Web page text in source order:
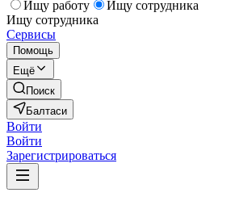
Ищу работу
Ищу сотрудника
Ищу сотрудника
Сервисы
Помощь
Ещё
Поиск
Балтаси
Войти
Войти
Зарегистрироваться